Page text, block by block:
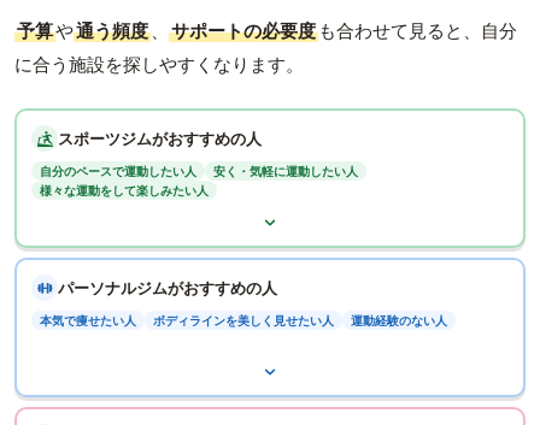
予算や通う頻度 、 サポートの必要度 も合わせて見ると、自分
に合う施設を探しやすくなります。
スポーツジムがおすすめの人
自分のペースで運動したい人
安く・気軽に運動したい人
様々な運動をして楽しみたい人
パーソナルジムがおすすめの人
本気で痩せたい人 ボディラインを美しく見せたい人 運動経験のない人